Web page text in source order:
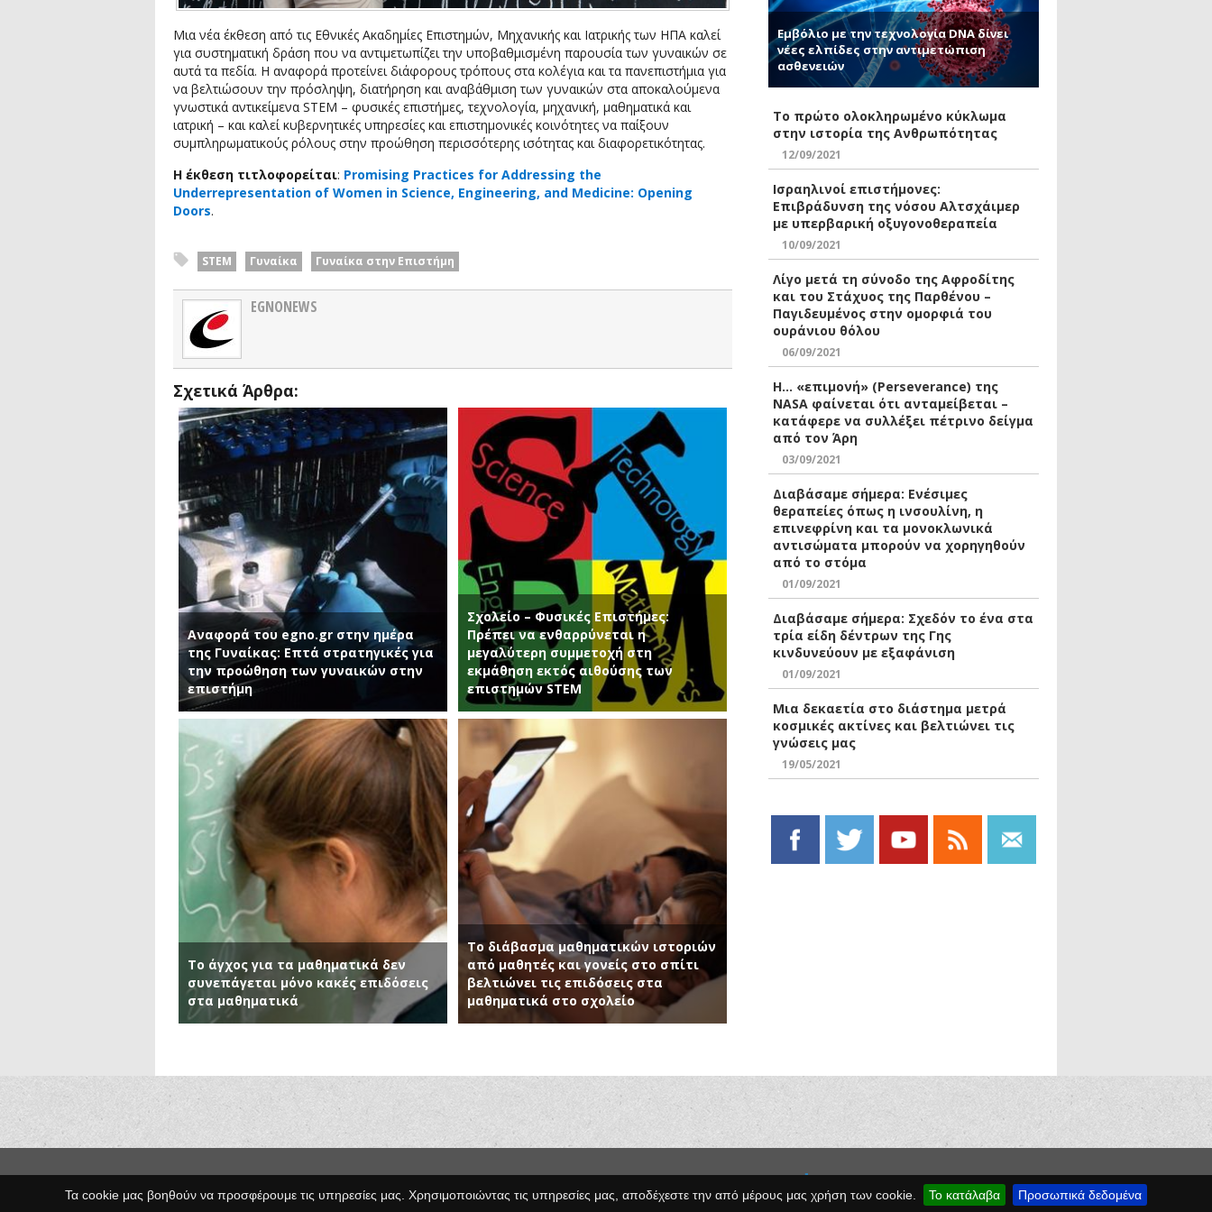
Τα cookie μας βοηθούν να προσφέρουμε τις υπηρεσίες μας. Χρησιμοποιώντας τις υπηρεσίες μας, αποδέχεστε την από μέρους μας χρήση των cookie. Το κατάλαβα Προσωπικά δεδομένα
Μια νέα έκθεση από τις Εθνικές Ακαδημίες Επιστημών, Μηχανικής και Ιατρικής των ΗΠΑ καλεί
για συστηματική δράση που να αντιμετωπίζει την υποβαθμισμένη παρουσία των γυναικών σε
αυτά τα πεδία. Η αναφορά προτείνει διάφορους τρόπους στα κολέγια και τα πανεπιστήμια για
να βελτιώσουν την πρόσληψη, διατήρηση και αναβάθμιση των γυναικών στα αποκαλούμενα
γνωστικά αντικείμενα STEM – φυσικές επιστήμες, τεχνολογία, μηχανική, μαθηματικά και
ιατρική – και καλεί κυβερνητικές υπηρεσίες και επιστημονικές κοινότητες να παίξουν
συμπληρωματικούς ρόλους στην προώθηση περισσότερης ισότητας και διαφορετικότητας.
Η έκθεση τιτλοφορείται: Promising Practices for Addressing the
Underrepresentation of Women in Science, Engineering, and Medicine: Opening
Doors.
STEM Γυναίκα Γυναίκα στην Επιστήμη
EGNONEWS
Σχετικά Άρθρα:
Αναφορά του egno.gr στην ημέρα
της Γυναίκας: Επτά στρατηγικές για
την προώθηση των γυναικών στην
επιστήμη
Σχολείο – Φυσικές Επιστήμες:
Πρέπει να ενθαρρύνεται η
μεγαλύτερη συμμετοχή στη
εκμάθηση εκτός αιθούσης των
επιστημών STEM
Το άγχος για τα μαθηματικά δεν
συνεπάγεται μόνο κακές επιδόσεις
στα μαθηματικά
Το διάβασμα μαθηματικών ιστοριών
από μαθητές και γονείς στο σπίτι
βελτιώνει τις επιδόσεις στα
μαθηματικά στο σχολείο
Εμβόλιο με την τεχνολογία DNA δίνει
νέες ελπίδες στην αντιμετώπιση
ασθενειών
Το πρώτο ολοκληρωμένο κύκλωμα
στην ιστορία της Ανθρωπότητας
12/09/2021
Ισραηλινοί επιστήμονες:
Επιβράδυνση της νόσου Αλτσχάιμερ
με υπερβαρική οξυγονοθεραπεία
10/09/2021
Λίγο μετά τη σύνοδο της Αφροδίτης
και του Στάχυος της Παρθένου –
Παγιδευμένος στην ομορφιά του
ουράνιου θόλου
06/09/2021
Η… «επιμονή» (Perseverance) της
NASA φαίνεται ότι ανταμείβεται –
κατάφερε να συλλέξει πέτρινο δείγμα
από τον Άρη
03/09/2021
Διαβάσαμε σήμερα: Ενέσιμες
θεραπείες όπως η ινσουλίνη, η
επινεφρίνη και τα μονοκλωνικά
αντισώματα μπορούν να χορηγηθούν
από το στόμα
01/09/2021
Διαβάσαμε σήμερα: Σχεδόν το ένα στα
τρία είδη δέντρων της Γης
κινδυνεύουν με εξαφάνιση
01/09/2021
Μια δεκαετία στο διάστημα μετρά
κοσμικές ακτίνες και βελτιώνει τις
γνώσεις μας
19/05/2021
Κατασκευή Ιστοσελίδων